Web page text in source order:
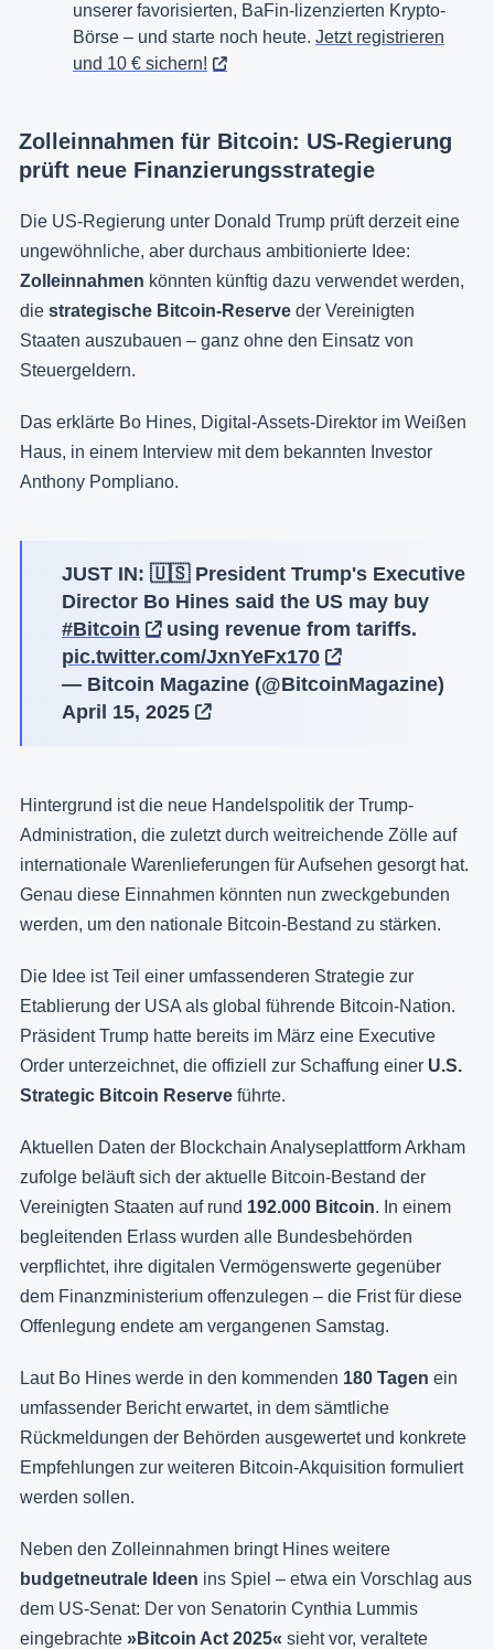
unserer favorisierten, BaFin-lizenzierten Krypto-
Börse – und starte noch heute. Jetzt registrieren
und 10 € sichern!
Zolleinnahmen für Bitcoin: US-Regierung
prüft neue Finanzierungsstrategie
Die US-Regierung unter Donald Trump prüft derzeit eine
ungewöhnliche, aber durchaus ambitionierte Idee:
Zolleinnahmen könnten künftig dazu verwendet werden,
die strategische Bitcoin-Reserve der Vereinigten
Staaten auszubauen – ganz ohne den Einsatz von
Steuergeldern.
Das erklärte Bo Hines, Digital-Assets-Direktor im Weißen
Haus, in einem Interview mit dem bekannten Investor
Anthony Pompliano.
JUST IN: 🇺🇸 President Trump's Executive
Director Bo Hines said the US may buy
#Bitcoin
using revenue from tariffs.
pic.twitter.com/JxnYeFx170
— Bitcoin Magazine (@BitcoinMagazine)
April 15, 2025
Hintergrund ist die neue Handelspolitik der Trump-
Administration, die zuletzt durch weitreichende Zölle auf
internationale Warenlieferungen für Aufsehen gesorgt hat.
Genau diese Einnahmen könnten nun zweckgebunden
werden, um den nationale Bitcoin-Bestand zu stärken.
Die Idee ist Teil einer umfassenderen Strategie zur
Etablierung der USA als global führende Bitcoin-Nation.
Präsident Trump hatte bereits im März eine Executive
Order unterzeichnet, die offiziell zur Schaffung einer U.S.
Strategic Bitcoin Reserve führte.
Aktuellen Daten der Blockchain Analyseplattform Arkham
zufolge beläuft sich der aktuelle Bitcoin-Bestand der
Vereinigten Staaten auf rund 192.000 Bitcoin. In einem
begleitenden Erlass wurden alle Bundesbehörden
verpflichtet, ihre digitalen Vermögenswerte gegenüber
dem Finanzministerium offenzulegen – die Frist für diese
Offenlegung endete am vergangenen Samstag.
Laut Bo Hines werde in den kommenden 180 Tagen ein
umfassender Bericht erwartet, in dem sämtliche
Rückmeldungen der Behörden ausgewertet und konkrete
Empfehlungen zur weiteren Bitcoin-Akquisition formuliert
werden sollen.
Neben den Zolleinnahmen bringt Hines weitere
budgetneutrale Ideen ins Spiel – etwa ein Vorschlag aus
dem US-Senat: Der von Senatorin Cynthia Lummis
eingebrachte »Bitcoin Act 2025« sieht vor, veraltete